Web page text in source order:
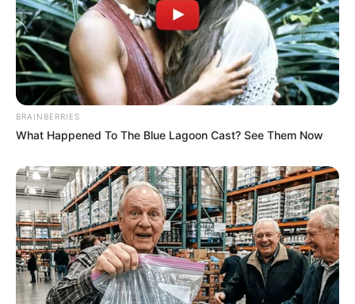
δικαιώματος. Διαβάστε τηνΠολιτική Απορρήτουτου website πριν
να το χρησιμοποιήσετε, καθώς χρησιμοποιώντας το την
αποδέχεστε. Ο ιστότοπος διατηρεί το δικαίωμα να τροποποιήσει
τους όρους χρήσης.
Επικοινωνήστε μαζί μας:nikolaosgeor@gmail.com
@2022 - nikolaosanaximandros.gr. All Right Reserved. Designed and
Developed byWeb Technical
BRAINBERRIES
What Happened To The Blue Lagoon Cast? See Them Now